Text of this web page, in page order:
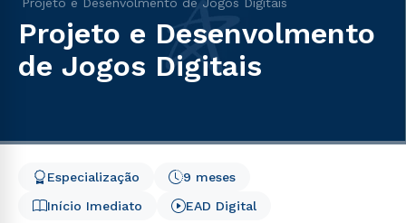
Projeto e Desenvolmento
de Jogos Digitais
Início Imediato
9 meses
Especialização
EAD Digital